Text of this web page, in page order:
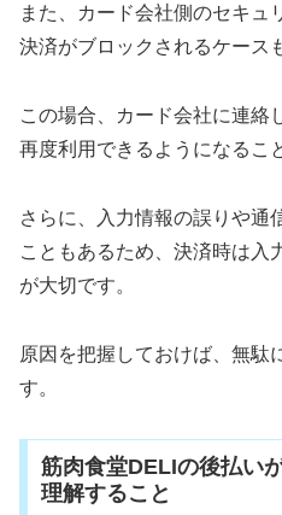
また、カード会社側のセキュ
決済がブロックされるケース
この場合、カード会社に連絡
再度利用できるようになるこ
さらに、入力情報の誤りや通
こともあるため、決済時は入
が大切です。
原因を把握しておけば、無駄
す。
筋肉食堂DELIの後払い
理解すること